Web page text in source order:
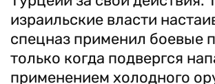
израильские власти
спецназ применил боевые
только когда подвергся
применением холодного